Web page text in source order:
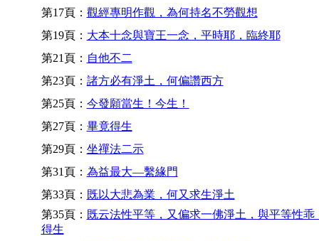
第17頁： 觀經專明作觀，為何持名不勞觀想
第19頁： 大本十念與寶王一念，平時耶，臨終耶
第21頁： 自他不二
第23頁： 諸方必有淨土，何偏讚西方
第25頁： 今發願當生！今生！
第27頁： 畢竟得生
第29頁： 坐禪法二示
第31頁： 為益最大—繫緣門
第33頁： 既以大悲為業，何又求生淨土
第35頁： 既云法性平等，又偏求一佛淨土，與平等性乖
得生